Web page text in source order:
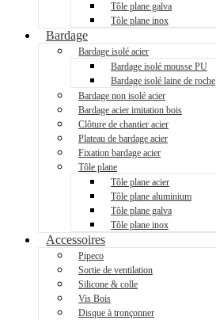
Tôle plane galva
Tôle plane inox
Bardage
Bardage isolé acier
Bardage isolé mousse PU
Bardage isolé laine de roche
Bardage non isolé acier
Bardage acier imitation bois
Clôture de chantier acier
Plateau de bardage acier
Fixation bardage acier
Tôle plane
Tôle plane acier
Tôle plane aluminium
Tôle plane galva
Tôle plane inox
Accessoires
Pipeco
Sortie de ventilation
Silicone & colle
Vis Bois
Disque à tronçonner